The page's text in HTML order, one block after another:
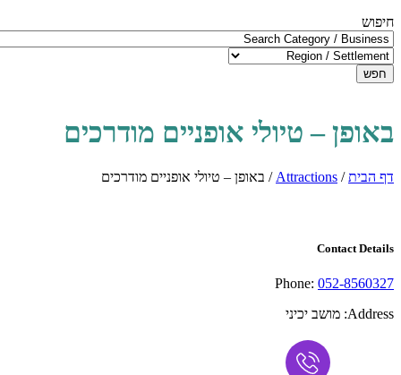
חיפוש
חפש
באופן – טיולי אופניים מודרכים
דף הבית/
Attractions
/ באופן – טיולי אופניים מודרכים
Contact Details
Phone: 052-8560327
Address: מושב יכיני